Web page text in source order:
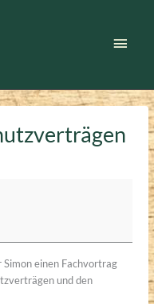
einen Fachvortrag
und den